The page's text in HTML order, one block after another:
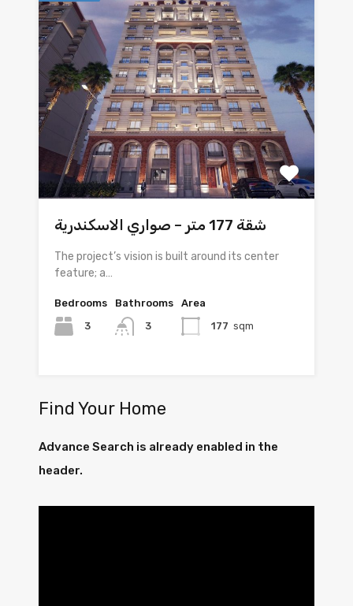
شقة 177 متر – صواري الاسكندرية
The project’s vision is built around its center
feature; a…
Bedrooms
3
Bathrooms
3
Area
177 sqm
Find Your Home
Advance Search is already enabled in the
header.